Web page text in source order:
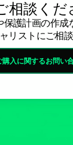
相談くだ
保護計画の作成
リストにご相談
購入に関するお問い